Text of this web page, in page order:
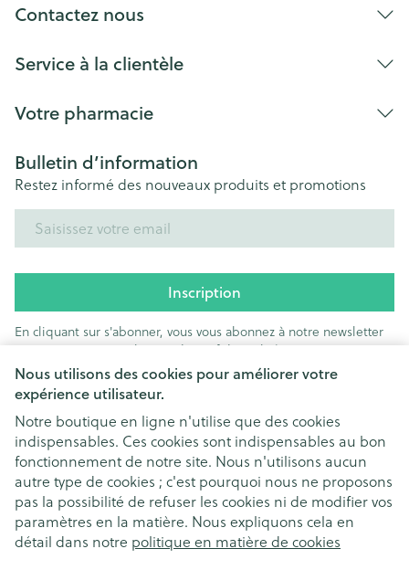
Nous utilisons des cookies pour améliorer votre
expérience utilisateur.
Notre boutique en ligne n'utilise que des cookies
indispensables. Ces cookies sont indispensables au bon
fonctionnement de notre site. Nous n'utilisons aucun
autre type de cookies ; c'est pourquoi nous ne proposons
pas la possibilité de refuser les cookies ni de modifier vos
paramètres en la matière. Nous expliquons cela en
détail dans notre politique en matière de cookies
Contactez nous
Service à la clientèle
Votre pharmacie
Bulletin d’information
Restez informé des nouveaux produits et promotions
Inscription
En cliquant sur s'abonner, vous vous abonnez à notre newsletter
et acceptez notrepolitique de confidentialité.
Liens légaux